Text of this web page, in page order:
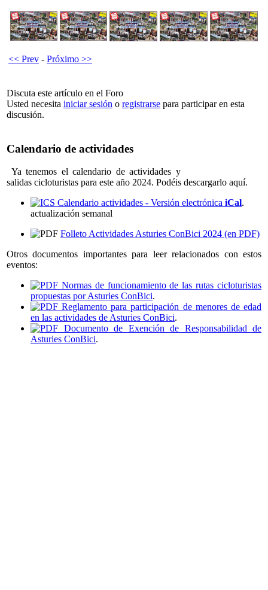
<< Prev - Próximo >>
Discuta este artículo en el Foro
Usted necesita iniciar sesión o registrarse para participar en esta
discusión.
Calendario de actividades
Ya tenemos el calendario de actividades y
salidas cicloturistas para este año 2024. Podéis descargarlo aquí.
Calendario actividades - Versión electrónica iCal.
actualización semanal
Folleto Actividades Asturies ConBici 2024 (en PDF)
Otros documentos importantes para leer relacionados con estos
eventos:
Normas de funcionamiento de las rutas cicloturistas
propuestas por Asturies ConBici.
Reglamento para participación de menores de edad
en las actividades de Asturies ConBici.
Documento de Exención de Responsabilidad de
Asturies ConBici.